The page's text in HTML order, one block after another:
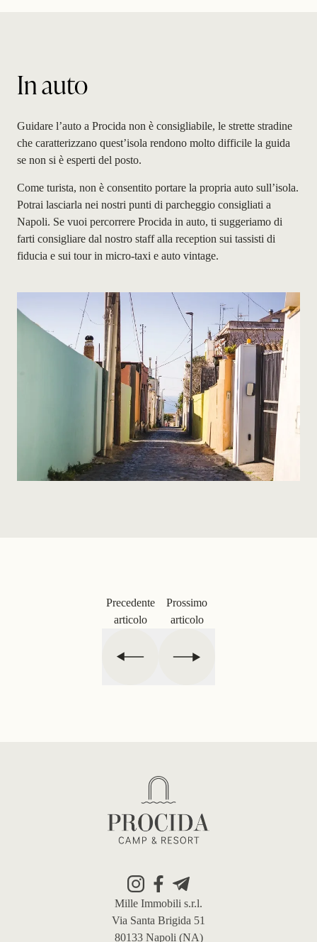
In auto
Guidare l’auto a Procida non è consigliabile, le strette stradine
che caratterizzano quest’isola rendono molto difficile la guida
se non si è esperti del posto.
Come turista, non è consentito portare la propria auto sull’isola.
Potrai lasciarla nei nostri punti di parcheggio consigliati a
Napoli. Se vuoi percorrere Procida in auto, ti suggeriamo di
farti consigliare dal nostro staff alla reception sui tassisti di
fiducia e sui tour in micro-taxi e auto vintage.
Precedente
articolo
Prossimo
articolo
Mille Immobili s.r.l.
Via Santa Brigida 51
80133 Napoli (NA)